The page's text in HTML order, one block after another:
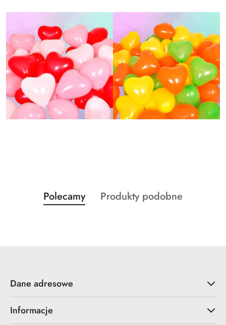
Pomiń karuzelę produktów
Produkty
o
Polecamy
Produkty
Produkty podobne
Dane adresowe
Informacje